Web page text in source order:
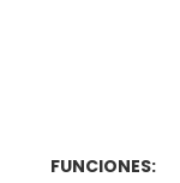
FUNCIONES: